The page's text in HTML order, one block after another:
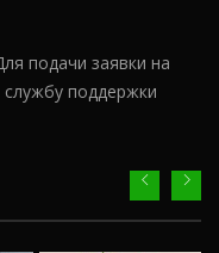
подачи заявки на
поддержки